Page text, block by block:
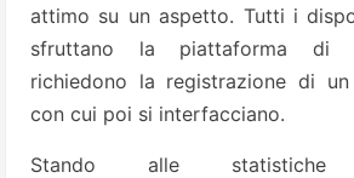
attimo su un aspetto. Tutti i
sfruttano la piattaforma di
richiedono la registrazione di
con cui poi si interfacciano.
Stando alle